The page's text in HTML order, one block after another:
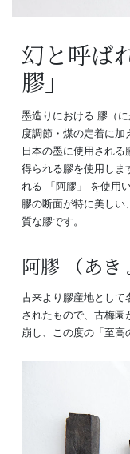
幻と呼ば
膠」
墨造りにおける 膠（
度調節・煤の定着に加
日本の墨に使用され
得られる膠を使用しま
れる 「阿膠」 を使用
膠の断面が特に美しい
質な膠です。
阿膠 （あき
古来より膠産地として
されたもので、古梅園
崩し、この度の「至高